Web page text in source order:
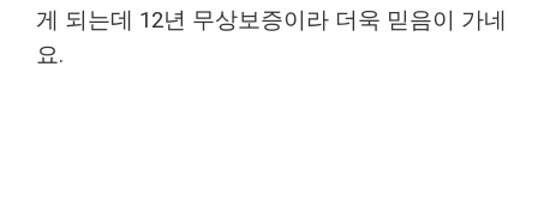
게 되는데 12년 무상보증이라 더욱 믿음이 가네
요.